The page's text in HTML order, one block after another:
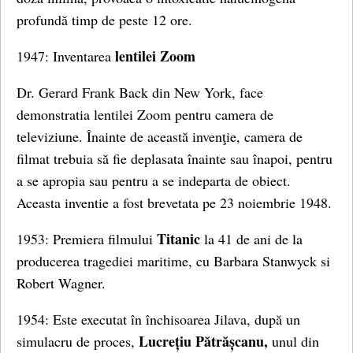
profundă timp de peste 12 ore.
1947: Inventarea lentilei Zoom
Dr. Gerard Frank Back din New York, face
demonstratia lentilei Zoom pentru camera de
televiziune. Înainte de această invenţie, camera de
filmat trebuia să fie deplasata înainte sau înapoi, pentru
a se apropia sau pentru a se indeparta de obiect.
Aceasta inventie a fost brevetata pe 23 noiembrie 1948.
1953: Premiera filmului Titanic la 41 de ani de la
producerea tragediei maritime, cu Barbara Stanwyck si
Robert Wagner.
1954: Este executat în închisoarea Jilava, după un
simulacru de proces, Lucrețiu Pătrășcanu, unul din